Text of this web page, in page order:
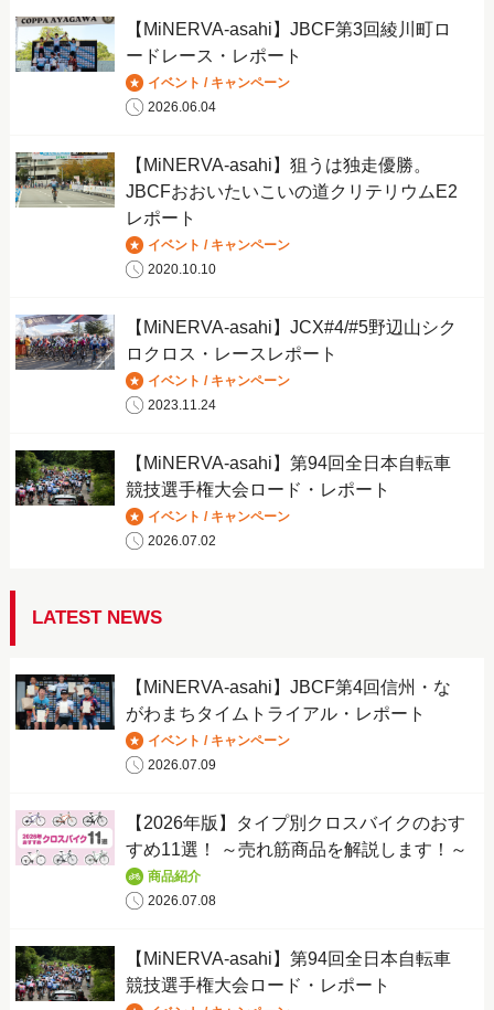
【MiNERVA-asahi】JBCF第3回綾川町ロ
ードレース・レポート
イベント / キャンペーン
2026.06.04
【MiNERVA-asahi】狙うは独走優勝。
JBCFおおいたいこいの道クリテリウムE2
レポート
イベント / キャンペーン
2020.10.10
【MiNERVA-asahi】JCX#4/#5野辺山シク
ロクロス・レースレポート
イベント / キャンペーン
2023.11.24
【MiNERVA-asahi】第94回全日本自転車
競技選手権大会ロード・レポート
イベント / キャンペーン
2026.07.02
LATEST NEWS
【MiNERVA-asahi】JBCF第4回信州・な
がわまちタイムトライアル・レポート
イベント / キャンペーン
2026.07.09
【2026年版】タイプ別クロスバイクのおす
すめ11選！ ～売れ筋商品を解説します！～
商品紹介
2026.07.08
【MiNERVA-asahi】第94回全日本自転車
競技選手権大会ロード・レポート